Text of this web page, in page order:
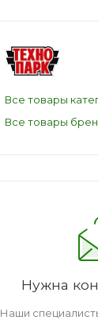
Все товары
Все товары
Нужна
Наши